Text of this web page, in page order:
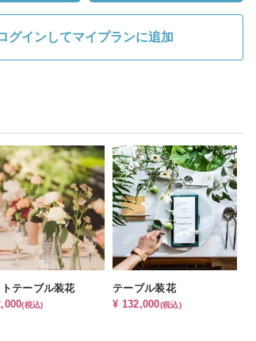
グインしてマイプランに追加
テーブル装花
(税込)
テーブル装花
¥ 132,000(税込)